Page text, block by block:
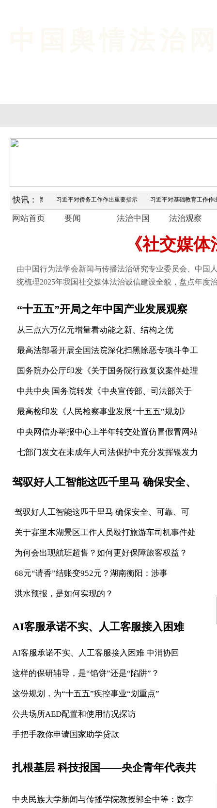
业发展观察 习近平对侨务工作作出重要指示 习近平对基础教育工作作出
快讯：
网站首页
要闻 法治中国 法治观察
《社交媒
由中国行为法学会新闻与传播法治研究专业委员会、中国
统梳理2025年我国社交媒体法治诚信建设全貌，盘点年度
“十五五”开局之年中国产业发展观察
从三点六万亿元增量看动能之新、结构之优
最高法部署开展全国法院深化扫黑除恶专项斗争工
国务院办公厅印发《关于国务院行政复议案件处理
中共中央 国务院转发《中央宣传部、司法部关于
最高检印发《人民检察事业发展“十五五”规划》
中央网信办举报中心上半年转交处置仿冒假冒网站
七部门发文在未成年人司法保护中充分发挥银发力
驾驭好人工智能这匹千里马 确保安全、
驾驭好人工智能这匹千里马 确保安全、可靠、可
关于赛里木湖景区工作人员殴打旅游车司机事件处
为何会出现航班超售？如何更好保障旅客权益？
68元“请香”结账变952元？湖南衡阳：涉事
洪水预报，是如何实现的？
AI客服承诺不实、人工客服接入困难
AI客服承诺不实、人工客服接入困难 中消协回
这样的保研辅导，是“馅饼”还是“陷阱”？
这份规划，为“十五五”疾控事业“划重点”
公共场所AED配置和使用情况探访
手把手教你申请国家助学贷款
扎根基层 科技报国——央企青年代表共
中央民族大学新闻与传播学院教授郭全中等：数字